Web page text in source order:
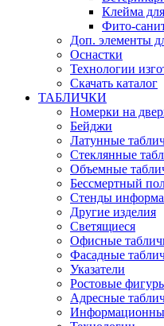
Клейма
Фито-
Доп. элементы
Оснастки
Технологии
Скачать каталог
ТАБЛИЧКИ
Номерки на
Бейджи
Латунные
Стеклянные
Объемные
Бессмертный
Стенды
Другие изделия
Светящиеся
Офисные
Фасадные
Указатели
Ростовые
Адресные